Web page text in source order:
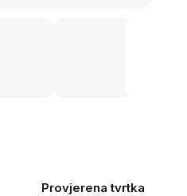
Provjerena tvrtka